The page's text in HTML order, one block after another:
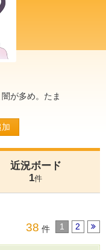
が多め。たま
近況ボード
1件
38 件 1 2